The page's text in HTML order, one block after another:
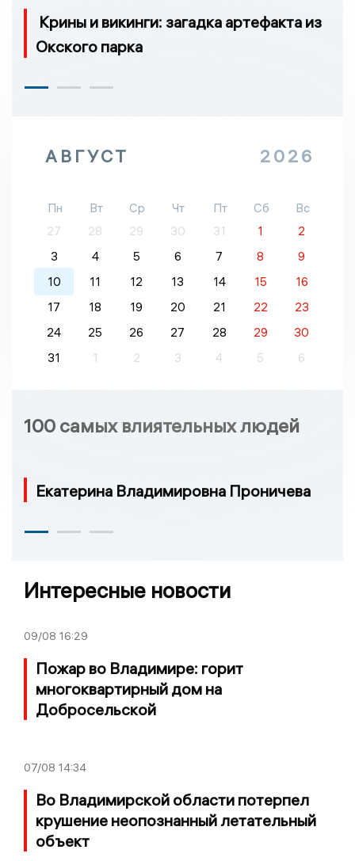
Крины и викинги: загадка артефакта из
Окского парка
АВГУСТ 2026
Пн Вт Ср Чт Пт Сб
Вс
27
28 29 30 31 1
2
3
4 5 6 7 8
9
10
11 12 13 14 15
16
17
18 19 20 21 22
23
24
25 26 27 28 29
30
31
1 2 3 4 5 6
100 самых влиятельных людей
Екатерина Владимировна Проничева
Интересные новости
09/08 16:29
Пожар во Владимире: горит
многоквартирный дом на
Добросельской
07/08 14:34
Во Владимирской области потерпел
крушение неопознанный летательный
объект